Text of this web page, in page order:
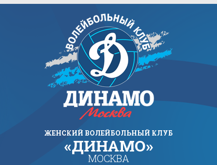
ЖЕНСКИЙ ВОЛЕЙБОЛЬНЫЙ КЛУБ
«ДИНАМО»
МОСКВА